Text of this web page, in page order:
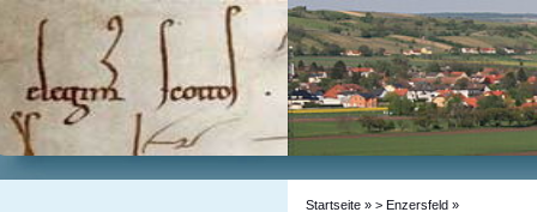
Startseite » > Enzersfeld »